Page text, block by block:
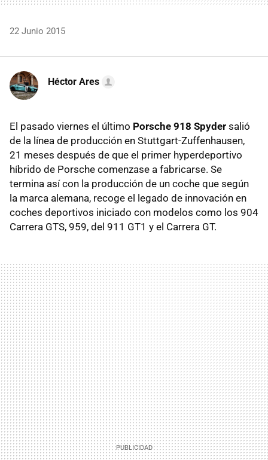
22 Junio 2015
Héctor Ares
El pasado viernes el último Porsche 918 Spyder salió
de la línea de producción en Stuttgart-Zuffenhausen,
21 meses después de que el primer hyperdeportivo
híbrido de Porsche comenzase a fabricarse. Se
termina así con la producción de un coche que según
la marca alemana, recoge el legado de innovación en
coches deportivos iniciado con modelos como los 904
Carrera GTS, 959, del 911 GT1 y el Carrera GT.